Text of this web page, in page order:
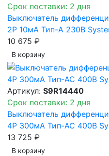
Срок поставки: 2 дня
Выключатель
2P 10мА Тип-A 230В
10 675 ₽
В корзинy
Артикул: S9R14440
Срок поставки: 2 дня
Выключатель
4P 300мА Тип-AC 400В
13 725 ₽
В корзинy